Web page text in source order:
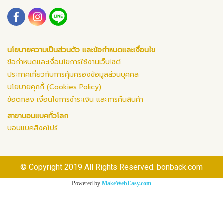
นโยบายความเป็นส่วนตัว และข้อกำหนดและเงื่อนไข
ข้อกำหนดและเงื่อนไขการใช้งานเว็บไซต์
ประกาศเกี่ยวกับการคุ้มครองข้อมูลส่วนบุคคล
นโยบายคุกกี้ (Cookies Policy)
ข้อตกลง เงื่อนไขการชำระเงิน และการคืนสินค้า
สาขาบอนแบคทั่วโลก
บอนแบคสิงคโปร์
© Copyright 2019 All Rights Reserved. bonback.com
Powered by MakeWebEasy.com